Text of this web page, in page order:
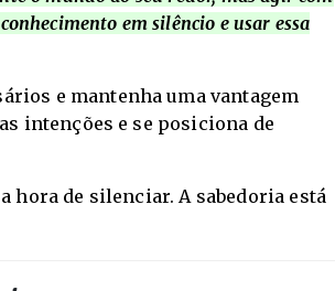
em silêncio e usar essa
e mantenha uma vantagem
intenções e se posiciona de
hora de silenciar. A sabedoria está